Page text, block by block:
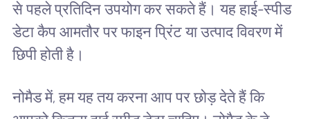
से पहले प्रतिदिन उपयोग कर सकते हैं। यह हाई-स्पीड
डेटा कैप आमतौर पर फाइन प्रिंट या उत्पाद विवरण में
छिपी होती है।
नोमैड में, हम यह तय करना आप पर छोड़ देते हैं कि